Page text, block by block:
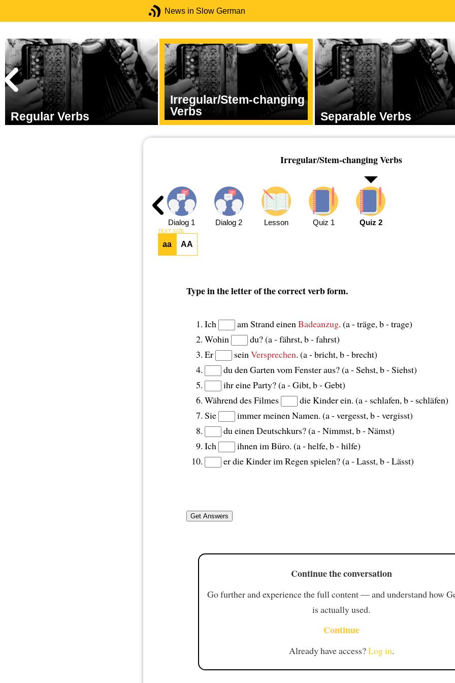
News in Slow German
Regular Verbs
Irregular/Stem-changing
Verbs
Separable Verbs
Irregular/Stem-changing Verbs
Dialog 1 Dialog 2 Lesson Quiz 1 Quiz 2
TEXT SIZE
aa AA
Type in the letter of the correct verb form.
Ich am Strand einenBadeanzug. (a - träge, b - trage)
Wohin
du? (a - fährst, b - fahrst)
Er
seinVersprechen. (a - bricht, b - brecht)
du den Garten vom Fenster aus? (a - Sehst, b - Siehst)
ihr eine Party? (a - Gibt, b - Gebt)
Während des Filmes
die Kinder ein. (a - schlafen, b - schläfen)
Sie
immer meinen Namen. (a - vergesst, b - vergisst)
du einen Deutschkurs? (a - Nimmst, b - Nämst)
Ich
ihnen im Büro. (a - helfe, b - hilfe)
er die Kinder im Regen spielen? (a - Lasst, b - Lässt)
Continue the conversation
Go further and experience the full content — and understand how
is actually used.
Continue
Already have access?Log in.